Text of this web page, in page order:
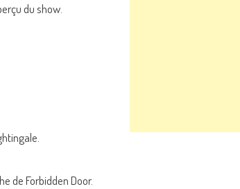
du show.
de Forbidden Door.